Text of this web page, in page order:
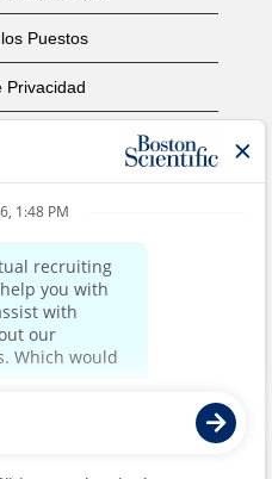
Puestos
Privacidad
de Autor